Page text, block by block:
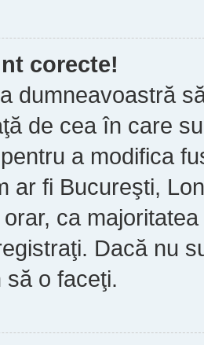
corecte!
dumneavoastră
de cea în care
a modifica
ar fi Bucureşti,
ca
Dacă nu
să o faceţi.